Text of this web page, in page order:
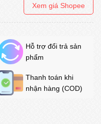
Xem giá Shopee
Hỗ trợ đổi trả sản
phẩm
Thanh toán khi
nhận hàng (COD)